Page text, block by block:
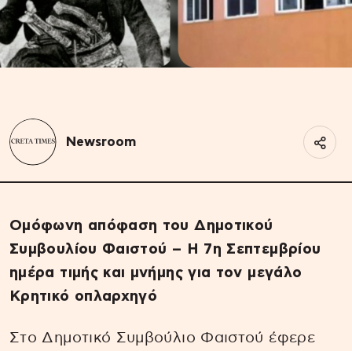
Newsroom
Ομόφωνη απόφαση του Δημοτικού
Συμβουλίου Φαιστού – Η 7η Σεπτεμβρίου
ημέρα τιμής και μνήμης για τον μεγάλο
Κρητικό οπλαρχηγό
Στο Δημοτικό Συμβούλιο Φαιστού έφερε